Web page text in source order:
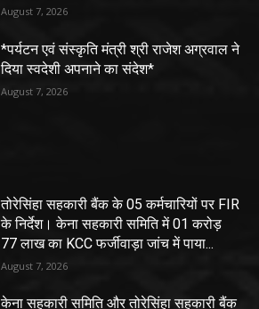
August 7, 2026
*पर्यटन एवं संस्कृति मंत्री श्री राजेश अग्रवाल ने
दिया स्वदेशी अपनाने का संदेश*
August 7, 2026
तोरेसिंहा सहकारी बैंक के 05 कर्मचारियों पर FIR
के निर्देश। केना सहकारी समिति में 01 करोड़
77 लाख का KCC फर्जीवाड़ा जांच में पाया...
August 7, 2026
केना सहकारी समिति और तोरेसिंहा सहकारी बैंक